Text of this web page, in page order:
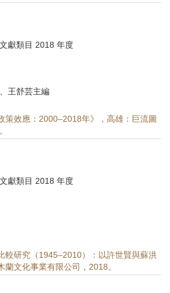
獻類目 2018 年度
王舒芸主編
策效應：2000–2018年》，高雄：巨流圖
獻類目 2018 年度
較研究（1945–2010）：以許世賢與蘇洪
蘭文化事業有限公司，2018。